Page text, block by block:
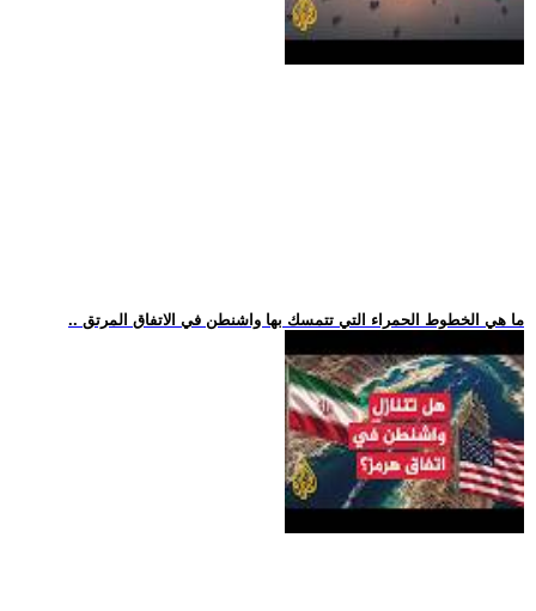
.. ما هي الخطوط الحمراء التي تتمسك بها واشنطن في الاتفاق المرتق